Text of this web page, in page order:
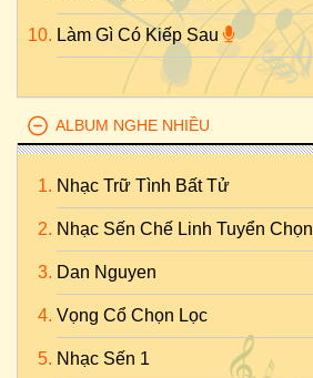
Làm Gì Có Kiếp Sau
ALBUM NGHE NHIỀU
Nhạc Trữ Tình Bất Tử
Nhạc Sến Chế Linh Tuyển Chọn
Dan Nguyen
Vọng Cổ Chọn Lọc
Nhạc Sến 1